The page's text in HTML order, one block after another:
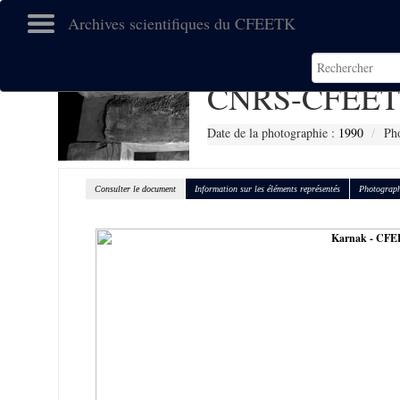
Archives scientifiques du CFEETK
CNRS-
Date de la photographie : 1990
Consulter le document Information sur les éléments représentés